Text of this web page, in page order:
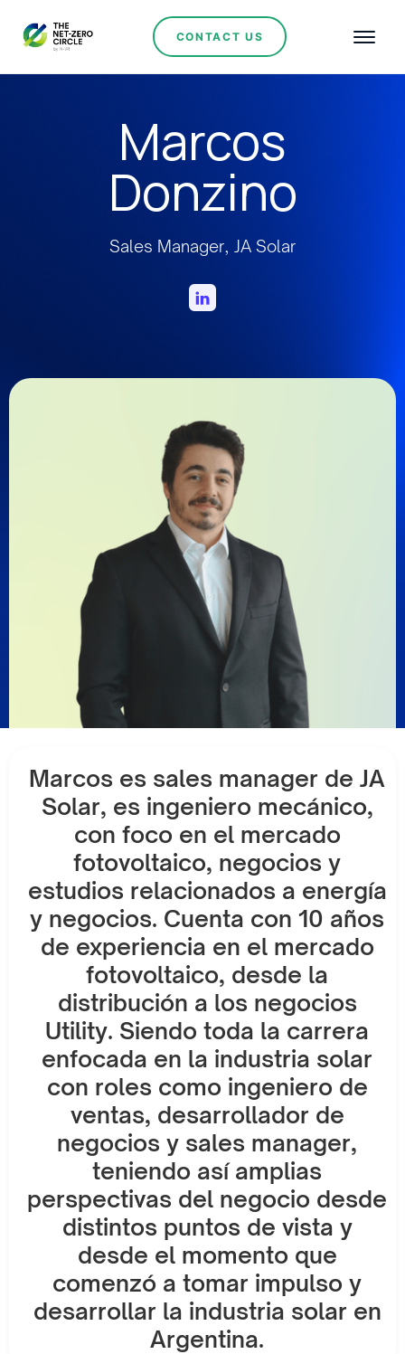
CONTACT US
Marcos
Donzino
Sales Manager, JA Solar
Marcos es sales manager de JA
Solar, es ingeniero mecánico,
con foco en el mercado
fotovoltaico, negocios y
estudios relacionados a energía
y negocios. Cuenta con 10 años
de experiencia en el mercado
fotovoltaico, desde la
distribución a los negocios
Utility. Siendo toda la carrera
enfocada en la industria solar
con roles como ingeniero de
ventas, desarrollador de
negocios y sales manager,
teniendo así amplias
perspectivas del negocio desde
distintos puntos de vista y
desde el momento que
comenzó a tomar impulso y
desarrollar la industria solar en
Argentina.